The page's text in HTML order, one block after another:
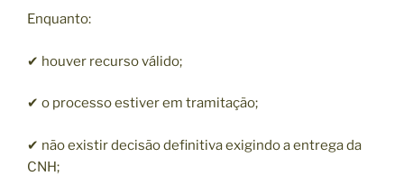
Enquanto:
✔ houver recurso válido;
✔ o processo estiver em tramitação;
✔ não existir decisão definitiva exigindo a entrega da
CNH;